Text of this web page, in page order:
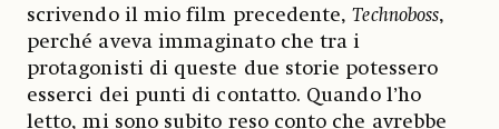
scrivendo il mio film precedente,Technoboss,
perché aveva immaginato che tra i
protagonisti di queste due storie potessero
esserci dei punti di contatto. Quando l’ho
letto, mi sono subito reso conto che avrebbe